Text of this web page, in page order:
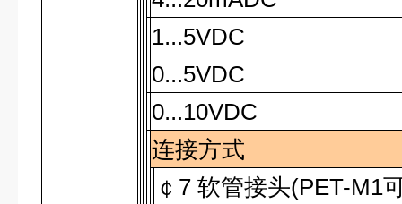
1...5VDC
0...5VDC
0...10VDC
连接方式
￠ 7软管接头(PET-M1